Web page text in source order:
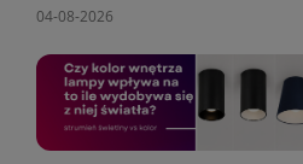
04-08-2026